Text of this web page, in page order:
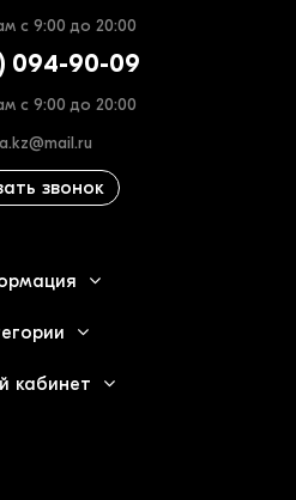
с 9:00 до 20:00
094-90-09
с 9:00 до 20:00
звонок
кабинет